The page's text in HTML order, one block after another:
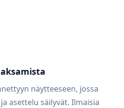
näytteeseen, jossa
asettelu säilyvät. Ilmaisia